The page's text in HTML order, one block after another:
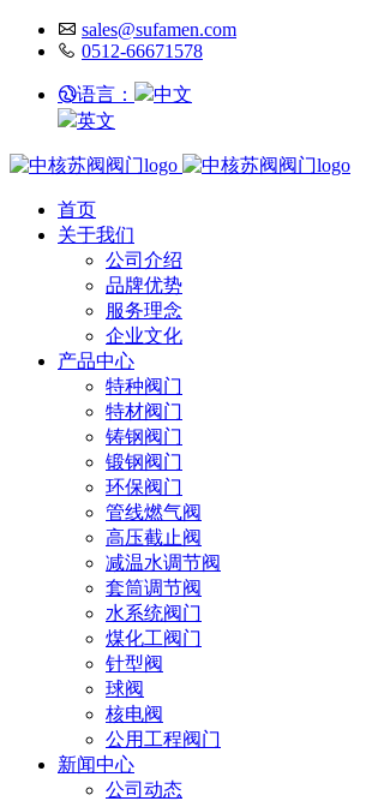
sales@sufamen.com
0512-66671578
语言：
中文
英文
首页
关于我们
公司介绍
品牌优势
服务理念
企业文化
产品中心
特种阀门
特材阀门
铸钢阀门
锻钢阀门
环保阀门
管线燃气阀
高压截止阀
减温水调节阀
套筒调节阀
水系统阀门
煤化工阀门
针型阀
球阀
核电阀
公用工程阀门
新闻中心
公司动态